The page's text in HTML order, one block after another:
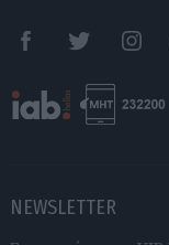
FacebookTwitter
NEWSLETTER